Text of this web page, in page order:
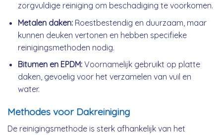
zorgvuldige reiniging om beschadiging te voorkomen.
Metalen daken:Roestbestendig en duurzaam, maar
kunnen deuken vertonen en hebben specifieke
reinigingsmethoden nodig.
Bitumen en EPDM:Voornamelijk gebruikt op platte
daken, gevoelig voor het verzamelen van vuil en
water.
Methodes voor Dakreiniging
De reinigingsmethode is sterk afhankelijk van het